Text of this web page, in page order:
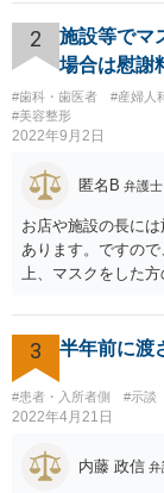
療費や精神的苦痛
などが考えられま
2
施設等でマ
場合は慰謝
#歯科・歯医者 #産婦人
#美容整形
2022年9月2日
匿名B 弁護士
お店や施設の長に
あります。ですの
上、マスクをした
など公益的な側面
られた理由以外で
スクなしだけでの
ては慰謝料の請求は
3 半年前に渡
#患者・入所者側 #示談
2022年4月21日
内藤 政信 弁